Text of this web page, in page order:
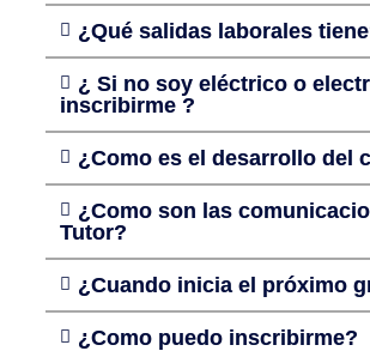
¿Qué salidas laborales
¿ Si no soy eléctrico o
inscribirme ?
¿Como es el desarrollo del
¿Como son las
Tutor?
¿Cuando inicia el próximo
¿Como puedo inscribirme?